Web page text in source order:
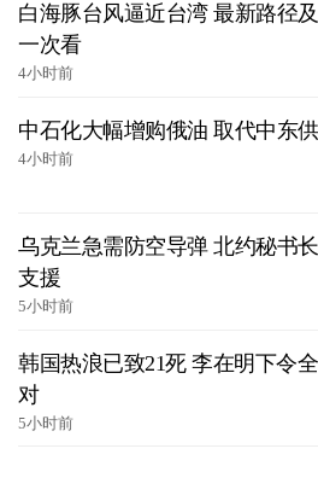
白海豚台风逼近台湾 最新路径
一次看
4小时前
中石化大幅增购俄油 取代中东
4小时前
乌克兰急需防空导弹 北约秘书
支援
5小时前
韩国热浪已致21死 李在明下令
对
5小时前